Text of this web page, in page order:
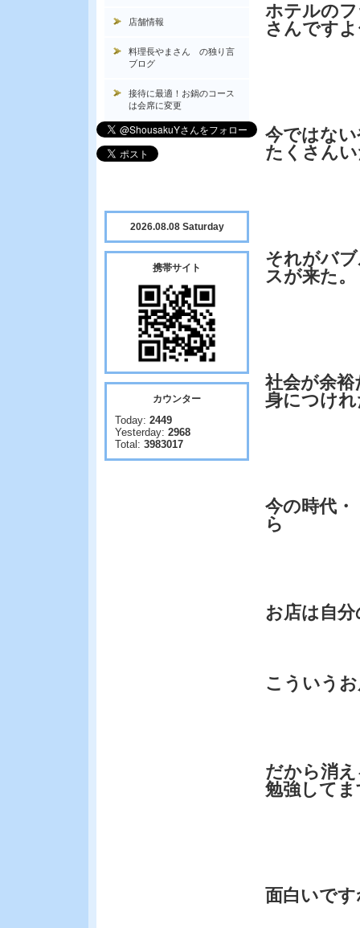
ホテルの
さんです
今ではな
たくさん
それがバ
スが来た。
社会が余
身につけ
今の時代
ら
お店は自
こういう
だから消
勉強して
面白いです
店舗情報
料理長やまさん の独り言
ブログ
接待に最適！お鍋のコース
は会席に変更
2026.08.08 Saturday
携帯サイト
カウンター
Today: 2449
Yesterday: 2968
Total: 3983017